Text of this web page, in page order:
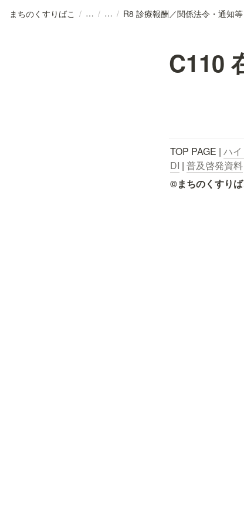
まちのくすりばこ / / / R8 診療報酬／関係法令・通知等
C110
TOP PAGE | ハ
DI | 普及啓発資料
©まちのくすり